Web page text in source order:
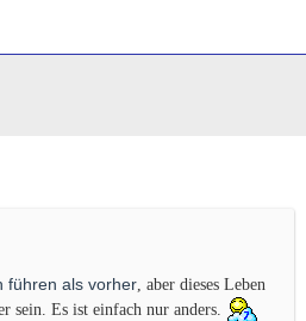
führen als vorher, aber dieses Leben
sein. Es ist einfach nur anders.